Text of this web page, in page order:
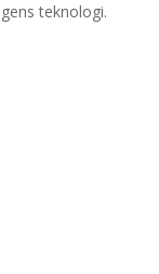
teknologi.